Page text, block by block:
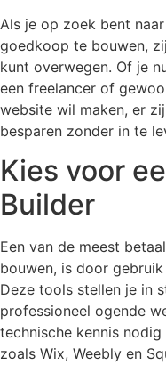
Als je op zoek bent
goedkoop te bouwen,
kunt overwegen. Of je
een freelancer of
website wil maken, er
besparen zonder in te
Kies voor
Builder
Een van de meest
bouwen, is door
Deze tools stellen je in
professioneel ogende
technische kennis
zoals Wix, Weebly en